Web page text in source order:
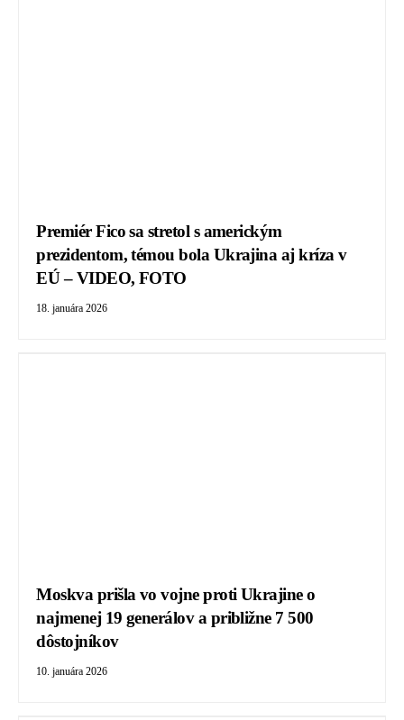
Premiér Fico sa stretol s americkým
prezidentom, témou bola Ukrajina aj kríza v
EÚ – VIDEO, FOTO
18. januára 2026
Moskva prišla vo vojne proti Ukrajine o
najmenej 19 generálov a približne 7 500
dôstojníkov
10. januára 2026